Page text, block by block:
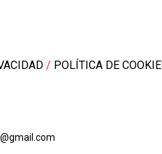
/ POLÍTICA DE